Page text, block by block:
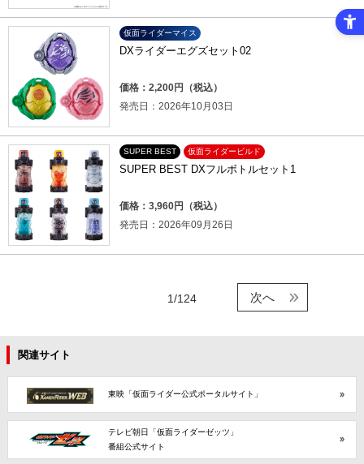
仮面ライダーマイス
DXライダーエグズセット02
価格：2,200円（税込）
発売日：2026年10月03日
SUPER BEST 仮面ライダービルド
SUPER BEST DXフルボトルセット1
価格：3,960円（税込）
発売日：2026年09月26日
1/124 次へ
関連サイト
東映「仮面ライダー公式ポータルサイト」
テレビ朝日「仮面ライダーゼッツ」
番組公式サイト